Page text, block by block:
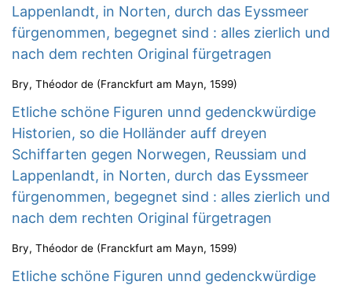
Lappenlandt, in Norten, durch das Eyssmeer
fürgenommen, begegnet sind : alles zierlich und
nach dem rechten Original fürgetragen
Bry, Théodor de (Franckfurt am Mayn, 1599)
Etliche schöne Figuren unnd gedenckwürdige
Historien, so die Holländer auff dreyen
Schiffarten gegen Norwegen, Reussiam und
Lappenlandt, in Norten, durch das Eyssmeer
fürgenommen, begegnet sind : alles zierlich und
nach dem rechten Original fürgetragen
Bry, Théodor de (Franckfurt am Mayn, 1599)
Etliche schöne Figuren unnd gedenckwürdige